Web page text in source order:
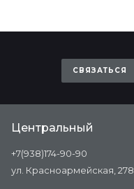
СВЯЗАТЬСЯ
Центральный
+7(938)174-90-90
ул. Красноармейская, 278